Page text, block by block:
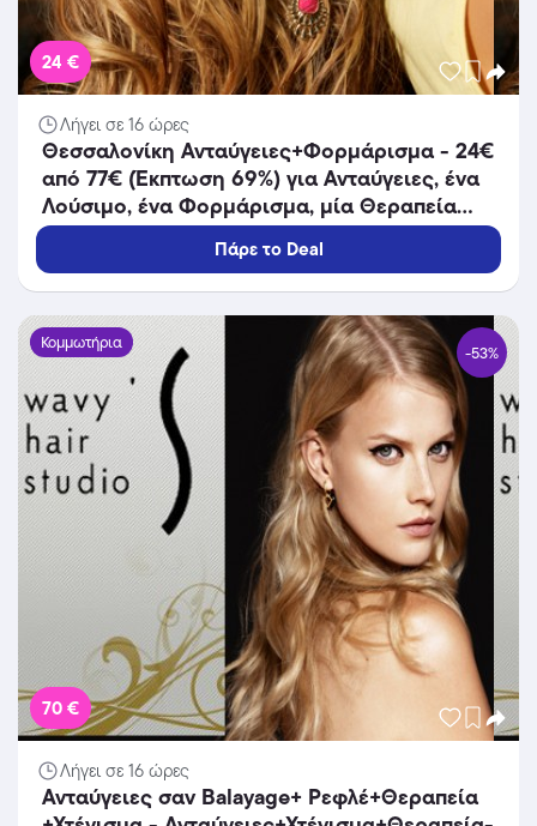
24 €
Λήγει σε 16 ώρες
Θεσσαλονίκη Ανταύγειες+Φορμάρισμα - 24€
από 77€ (Έκπτωση 69%) για Ανταύγειες, ένα
Λούσιμο, ένα Φορμάρισμα, μία Θεραπεία
Ενυδάτωσης και Αναδόμησης των μαλλιών
Loreal Vitamino Color και μία εφαρμογή
Spray για απόλυτη λάμψη των μαλλιών, από
το κομμωτήριο «Hair Shine» στη
Θεσσαλονίκη!!!
Πάρε το Deal
Κομμωτήρια -53%
70 €
Λήγει σε 16 ώρες
Ανταύγειες σαν Balayage+ Ρεφλέ+Θεραπεία